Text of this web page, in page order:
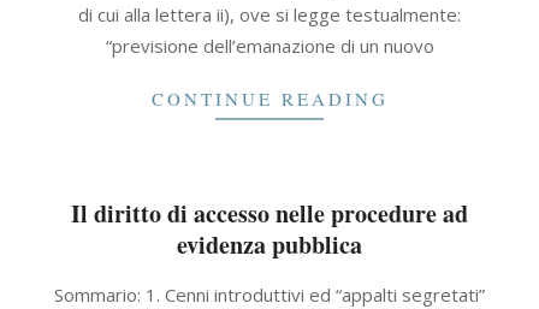
di cui alla lettera ii), ove si legge testualmente:
“previsione dell’emanazione di un nuovo
CONTINUE READING
Il diritto di accesso nelle procedure ad
evidenza pubblica
Sommario: 1. Cenni introduttivi ed “appalti segretati”